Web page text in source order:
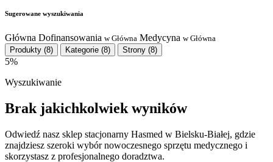
Sugerowane wyszukiwania
Główna Dofinansowania w Główna Medycyna w Główna
Produkty (8) Kategorie (8) Strony (8)
5%
Wyszukiwanie
Brak jakichkolwiek wyników
Odwiedź nasz sklep stacjonarny Hasmed w Bielsku-Białej, gdzie
znajdziesz szeroki wybór nowoczesnego sprzętu medycznego i
skorzystasz z profesjonalnego doradztwa.